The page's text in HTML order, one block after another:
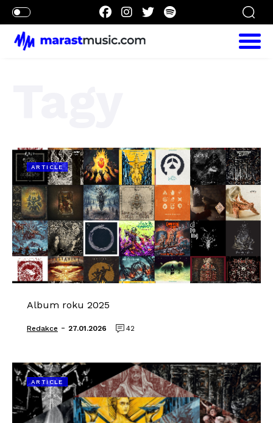
ARTICLE
Album roku 2025
Redakce - 27.01.2026 42
ARTICLE